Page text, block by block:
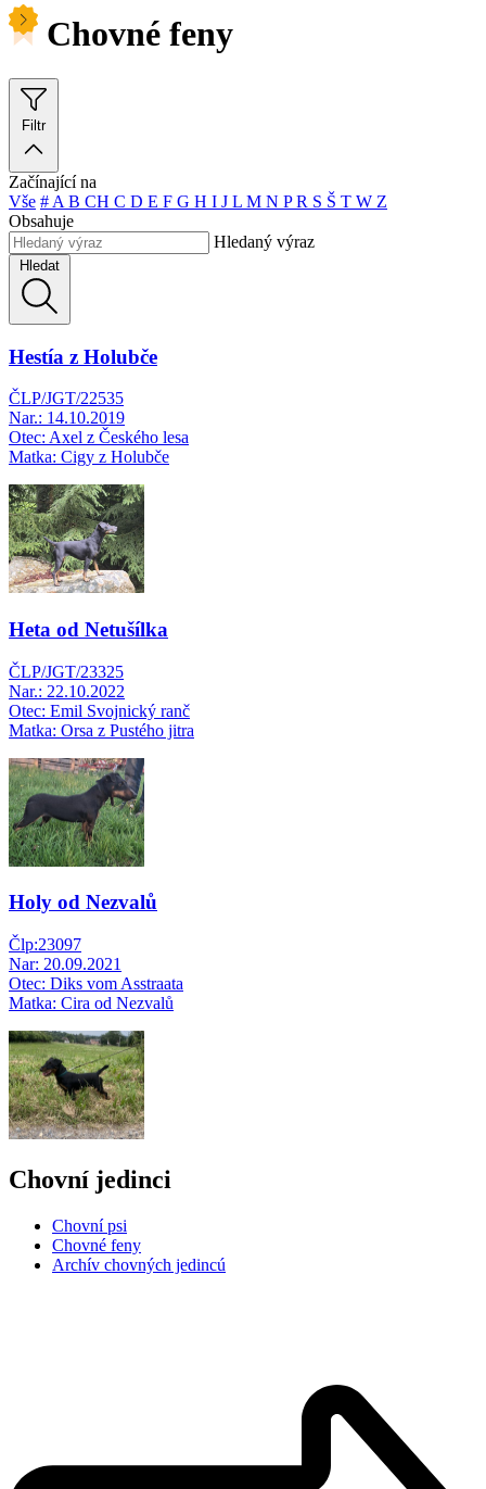
Chovné feny
Filtr
Začínající na
Vše # A B CH C D E F G H I J L M N PR S Š T W Z
Obsahuje
Hledaný výraz
Hledat
Hestía z Holubče
ČLP/JGT/22535
Nar.: 14.10.2019
Otec: Axel z Českého lesa
Matka: Cigy z Holubče
Heta od Netušílka
ČLP/JGT/23325
Nar.: 22.10.2022
Otec: Emil Svojnický ranč
Matka: Orsa z Pustého jitra
Holy od Nezvalů
Člp:23097
Nar: 20.09.2021
Otec: Diks vom Asstraata
Matka: Cira od Nezvalů
Chovní jedinci
Chovní psi
Chovné feny
Archív chovných jedincú